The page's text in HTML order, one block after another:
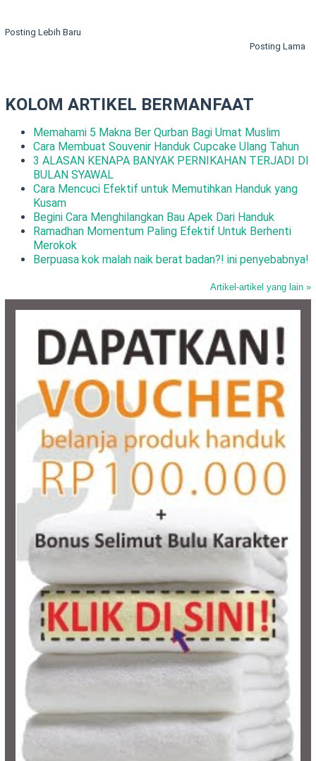
Posting Lebih Baru
Posting Lama
KOLOM ARTIKEL BERMANFAAT
Memahami 5 Makna Ber Qurban Bagi Umat Muslim
Cara Membuat Souvenir Handuk Cupcake Ulang Tahun
3 ALASAN KENAPA BANYAK PERNIKAHAN TERJADI DI
BULAN SYAWAL
Cara Mencuci Efektif untuk Memutihkan Handuk yang
Kusam
Begini Cara Menghilangkan Bau Apek Dari Handuk
Ramadhan Momentum Paling Efektif Untuk Berhenti
Merokok
Berpuasa kok malah naik berat badan?! ini penyebabnya!
Artikel-artikel yang lain »